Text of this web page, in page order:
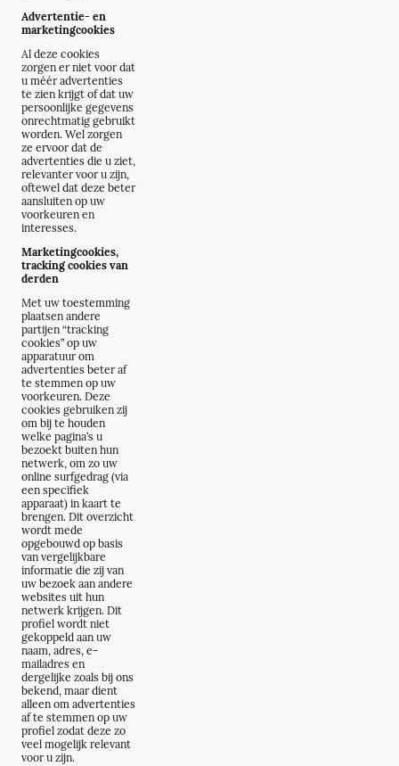
Advertentie- en
marketingcookies
Al deze cookies
zorgen er niet voor dat
u méér advertenties
te zien krijgt of dat uw
persoonlijke gegevens
onrechtmatig gebruikt
worden. Wel zorgen
ze ervoor dat de
advertenties die u ziet,
relevanter voor u zijn,
oftewel dat deze beter
aansluiten op uw
voorkeuren en
interesses.
Marketingcookies,
tracking cookies van
derden
Met uw toestemming
plaatsen andere
partijen “tracking
cookies” op uw
apparatuur om
advertenties beter af
te stemmen op uw
voorkeuren. Deze
cookies gebruiken zij
om bij te houden
welke pagina’s u
bezoekt buiten hun
netwerk, om zo uw
online surfgedrag (via
een specifiek
apparaat) in kaart te
brengen. Dit overzicht
wordt mede
opgebouwd op basis
van vergelijkbare
informatie die zij van
uw bezoek aan andere
websites uit hun
netwerk krijgen. Dit
profiel wordt niet
gekoppeld aan uw
naam, adres, e-
mailadres en
dergelijke zoals bij ons
bekend, maar dient
alleen om advertenties
af te stemmen op uw
profiel zodat deze zo
veel mogelijk relevant
voor u zijn.